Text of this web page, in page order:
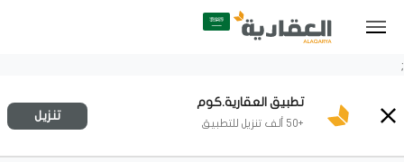
;
تطبيق العقارية.كوم
+50 ألف تنزيل للتطبيق
تنزيل